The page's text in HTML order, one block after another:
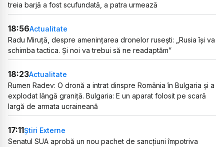
treia barjă a fost scufundată, a patra urmează
18:56Actualitate
Radu Miruță, despre amenințarea dronelor rusești: „Rusia își va
schimba tactica. Și noi va trebui să ne readaptăm”
18:23Actualitate
Rumen Radev: O dronă a intrat dinspre România în Bulgaria și a
explodat lângă graniță. Bulgaria: E un aparat folosit pe scară
largă de armata ucraineană
17:11Știri Externe
Senatul SUA aprobă un nou pachet de sancțiuni împotriva